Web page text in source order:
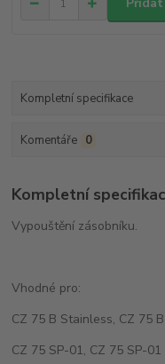
Kompletní specifikace
Komentáře 0
Kompletní
Vypouštění zásobníku.
Vhodné pro:
CZ 75 B Stainless, CZ 75
CZ 75 SP-01, CZ 75 SP-